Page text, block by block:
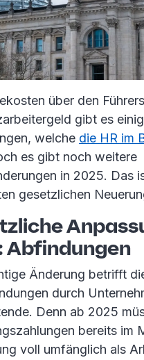
über den
gibt es
welche die HR im
es gibt noch weitere
in 2025. Das
gesetzlichen
Abfindungen
Änderung betrifft
durch
Denn ab 2025
bereits im
voll umfänglich als